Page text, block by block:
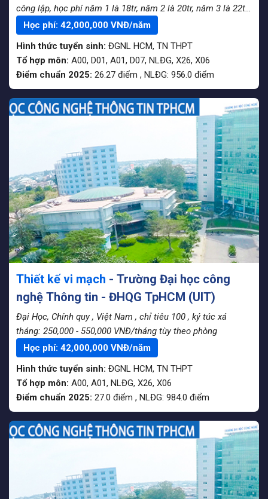
công lập, học phí năm 1 là 18tr, năm 2 là 20tr, năm 3 là 22tr,
năm 4 là 24tr
Học phí: 42,000,000 VNĐ/năm
Hình thức tuyển sinh: ĐGNL HCM, TN THPT
Tổ hợp môn: A00, D01, A01, D07, NLĐG, X26, X06
Điểm chuẩn 2025: 26.27 điểm , NLĐG: 956.0 điểm
Thiết kế vi mạch - Trường Đại học công
nghệ Thông tin - ĐHQG TpHCM (UIT)
Đại Học, Chính quy , Việt Nam , chỉ tiêu 100 , ký túc xá
tháng: 250,000 - 550,000 VNĐ/tháng tùy theo phòng
Học phí: 42,000,000 VNĐ/năm
Hình thức tuyển sinh: ĐGNL HCM, TN THPT
Tổ hợp môn: A00, A01, NLĐG, X26, X06
Điểm chuẩn 2025: 27.0 điểm , NLĐG: 984.0 điểm